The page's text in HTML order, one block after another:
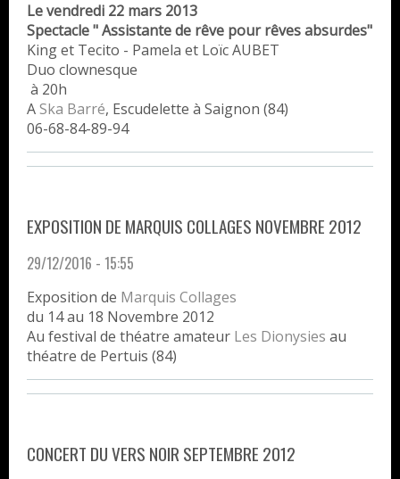
Le vendredi 22 mars 2013
Spectacle " Assistante de rêve pour rêves absurdes"
King et Tecito - Pamela et Loïc AUBET
Duo clownesque
à 20h
ASka Barré, Escudelette à Saignon (84)
06-68-84-89-94
EXPOSITION DE MARQUIS COLLAGES NOVEMBRE 2012
29/12/2016 - 15:55
Exposition de Marquis Collages
du 14 au 18 Novembre 2012
Au festival de théatre amateur Les Dionysies au
théatre de Pertuis (84)
CONCERT DU VERS NOIR SEPTEMBRE 2012